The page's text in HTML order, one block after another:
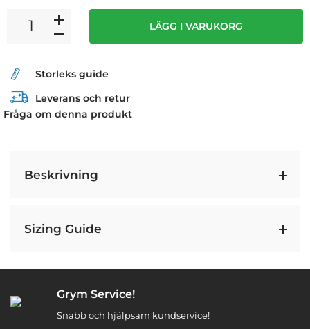
LÄGG I VARUKORG
Storleks guide
Leverans och retur
Fråga om denna produkt
Beskrivning
Sizing Guide
Grym Service!
Snabb och hjälpsam kundservice!